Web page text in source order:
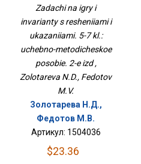
Указаниями. 5-7 Кл.:
Учебно-Методическое
Пособие. 2-Е Изд
Zadachi na igry i
invarianty s resheniiami i
ukazaniiami. 5-7 kl.:
uchebno-metodicheskoe
posobie. 2-e izd ,
Zolotareva N.D., Fedotov
M.V.
Золотарева Н.Д.,
Федотов М.В.
Артикул: 1504036
$23.36